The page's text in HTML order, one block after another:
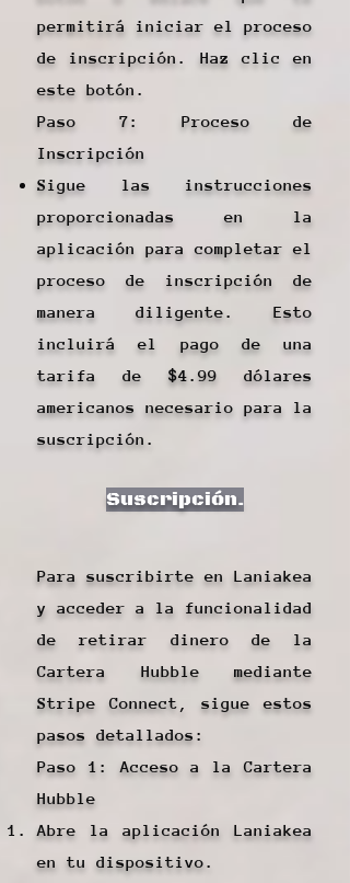
permitirá iniciar el proceso
de inscripción. Haz clic en
este botón.
Paso 7: Proceso de
Inscripción
Sigue las instrucciones
proporcionadas en la
aplicación para completar el
proceso de inscripción de
manera diligente. Esto
incluirá el pago de una
tarifa de $4.99 dólares
americanos necesario para la
suscripción.
Suscripción.
Para suscribirte en Laniakea
y acceder a la funcionalidad
de retirar dinero de la
Cartera Hubble mediante
Stripe Connect, sigue estos
pasos detallados:
Paso 1: Acceso a la Cartera
Hubble
Abre la aplicación Laniakea
en tu dispositivo.